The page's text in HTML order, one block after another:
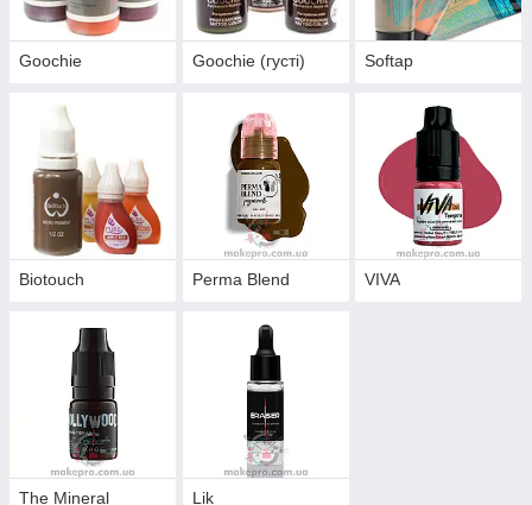
Goochie Goochie (густі) Softap
Biotouch Perma Blend VIVA
The Mineral Lik